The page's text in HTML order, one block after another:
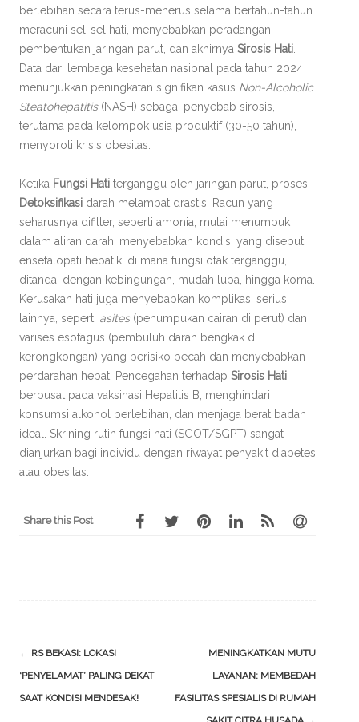
berlebihan secara terus-menerus selama bertahun-tahun
meracuni sel-sel hati, menyebabkan peradangan,
pembentukan jaringan parut, dan akhirnya Sirosis Hati
Data dari lembaga kesehatan nasional pada tahun 2024
menunjukkan peningkatan signifikan kasus Non-Alcoholic
Steatohepatitis(NASH) sebagai penyebab sirosis,
terutama pada kelompok usia produktif (30-50 tahun),
menyoroti krisis obesitas.
Ketika Fungsi Hati terganggu oleh jaringan parut, proses
Detoksifikasi darah melambat drastis. Racun yang
seharusnya difilter, seperti amonia, mulai menumpuk
dalam aliran darah, menyebabkan kondisi yang disebut
ensefalopati hepatik, di mana fungsi otak terganggu,
ditandai dengan kebingungan, mudah lupa, hingga koma.
Kerusakan hati juga menyebabkan komplikasi serius
lainnya, seperti asites(penumpukan cairan di perut) dan
varises esofagus (pembuluh darah bengkak di
kerongkongan) yang berisiko pecah dan menyebabkan
perdarahan hebat. Pencegahan terhadap Sirosis Hati
berpusat pada vaksinasi Hepatitis B, menghindari
konsumsi alkohol berlebihan, dan menjaga berat badan
ideal. Skrining rutin fungsi hati (SGOT/SGPT) sangat
dianjurkan bagi individu dengan riwayat penyakit diabetes
atau obesitas.
Share this Post
Post
navigation
← RS BEKASI: LOKASI
‘PENYELAMAT’ PALING DEKAT
SAAT KONDISI MENDESAK!
MENINGKATKAN MUTU
LAYANAN: MEMBEDAH
FASILITAS SPESIALIS DI RUMAH